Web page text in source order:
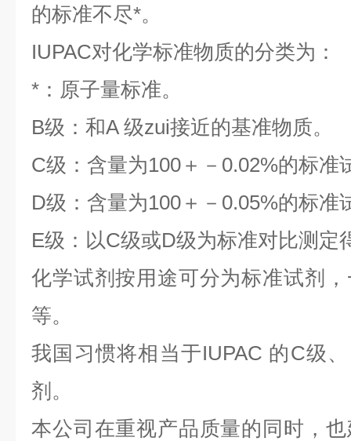
的标准不尽*。
IUPAC对化学标准物质的分类为：
*：原子量标准。
B级：和A 级zui接近的基准物质。
C级：含量为100＋－0.02%的标准
D级：含量为100＋－0.05%的标准
E级：以C级或D级为标准对比测定
化学试剂按用途可分为标准试剂
等。
我国习惯将相当于IUPAC 的C级
剂。
本公司在重视产品质量的同时，